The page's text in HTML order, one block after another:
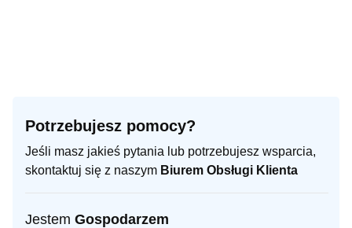
Potrzebujesz pomocy?
Jeśli masz jakieś pytania lub potrzebujesz wsparcia,
skontaktuj się z naszym Biurem Obsługi Klienta
Jestem Gospodarzem